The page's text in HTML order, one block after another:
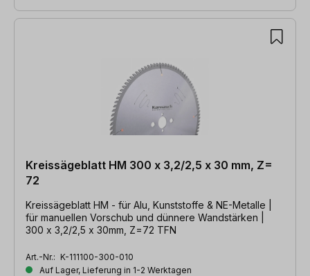
Kreissägeblatt HM 300 x 3,2/2,5 x 30 mm, Z=
72
Kreissägeblatt HM - für Alu, Kunststoffe & NE-Metalle |
für manuellen Vorschub und dünnere Wandstärken |
300 x 3,2/2,5 x 30mm, Z=72 TFN
Art.-Nr.: K-111100-300-010
Auf Lager, Lieferung in 1-2 Werktagen